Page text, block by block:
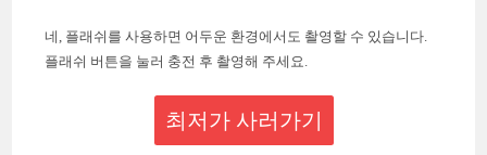
네, 플래쉬를 사용하면 어두운 환경에서도 촬영할 수 있습니다.
플래쉬 버튼을 눌러 충전 후 촬영해 주세요.
최저가 사러가기